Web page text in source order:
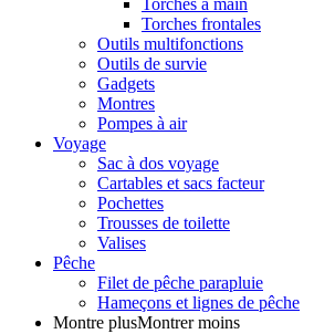
Torches à main
Torches frontales
Outils multifonctions
Outils de survie
Gadgets
Montres
Pompes à air
Voyage
Sac à dos voyage
Cartables et sacs facteur
Pochettes
Trousses de toilette
Valises
Pêche
Filet de pêche parapluie
Hameçons et lignes de pêche
Montre plusMontrer moins